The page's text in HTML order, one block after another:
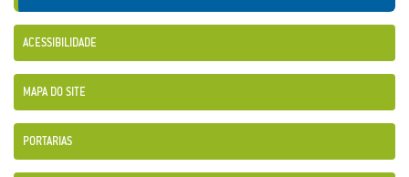
ACESSIBILIDADE
MAPA DO SITE
PORTARIAS